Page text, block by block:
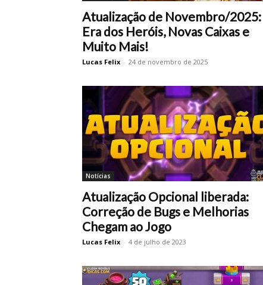
Atualização de Novembro/2025:
Era dos Heróis, Novas Caixas e
Muito Mais!
Lucas Felix - 24 de novembro de 2025
Notícias
Atualização Opcional liberada:
Correção de Bugs e Melhorias
Chegam ao Jogo
Lucas Felix - 4 de julho de 2023